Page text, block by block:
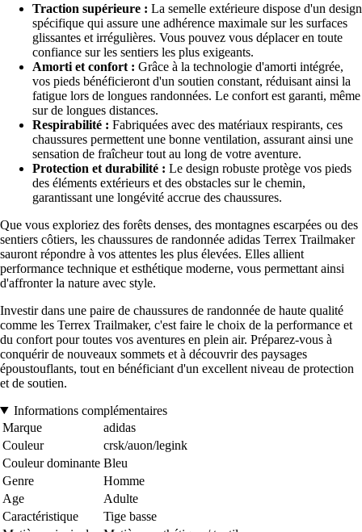
Traction supérieure : La semelle extérieure dispose d'un design
spécifique qui assure une adhérence maximale sur les surfaces
glissantes et irrégulières. Vous pouvez vous déplacer en toute
confiance sur les sentiers les plus exigeants.
Amorti et confort : Grâce à la technologie d'amorti intégrée,
vos pieds bénéficieront d'un soutien constant, réduisant ainsi la
fatigue lors de longues randonnées. Le confort est garanti, même
sur de longues distances.
Respirabilité : Fabriquées avec des matériaux respirants, ces
chaussures permettent une bonne ventilation, assurant ainsi une
sensation de fraîcheur tout au long de votre aventure.
Protection et durabilité : Le design robuste protège vos pieds
des éléments extérieurs et des obstacles sur le chemin,
garantissant une longévité accrue des chaussures.
Que vous exploriez des forêts denses, des montagnes escarpées ou des
sentiers côtiers, les chaussures de randonnée adidas Terrex Trailmaker
sauront répondre à vos attentes les plus élevées. Elles allient
performance technique et esthétique moderne, vous permettant ainsi
d'affronter la nature avec style.
Investir dans une paire de chaussures de randonnée de haute qualité
comme les Terrex Trailmaker, c'est faire le choix de la performance et
du confort pour toutes vos aventures en plein air. Préparez-vous à
conquérir de nouveaux sommets et à découvrir des paysages
époustouflants, tout en bénéficiant d'un excellent niveau de protection
et de soutien.
Informations complémentaires
Marque
adidas
Couleur
crsk/auon/legink
Couleur dominante Bleu
Genre
Homme
Age
Adulte
Caractéristique
Tige basse